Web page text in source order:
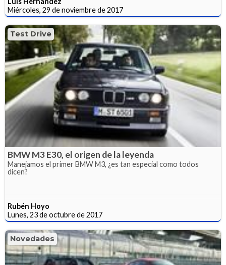
Miércoles, 29 de noviembre de 2017
Test Drive
BMW M3 E30, el origen de la leyenda
Manejamos el primer BMW M3, ¿es tan especial como todos
dicen?
Rubén Hoyo
Lunes, 23 de octubre de 2017
Novedades